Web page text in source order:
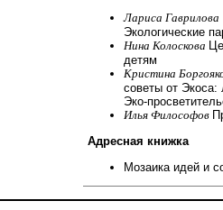
Лариса Гаврилова
Экологические
Нина Колоскова
детям
Кристина
советы от Экоса:
Эко-
Илья Философов
Адресная книжка
Мозаика идей и